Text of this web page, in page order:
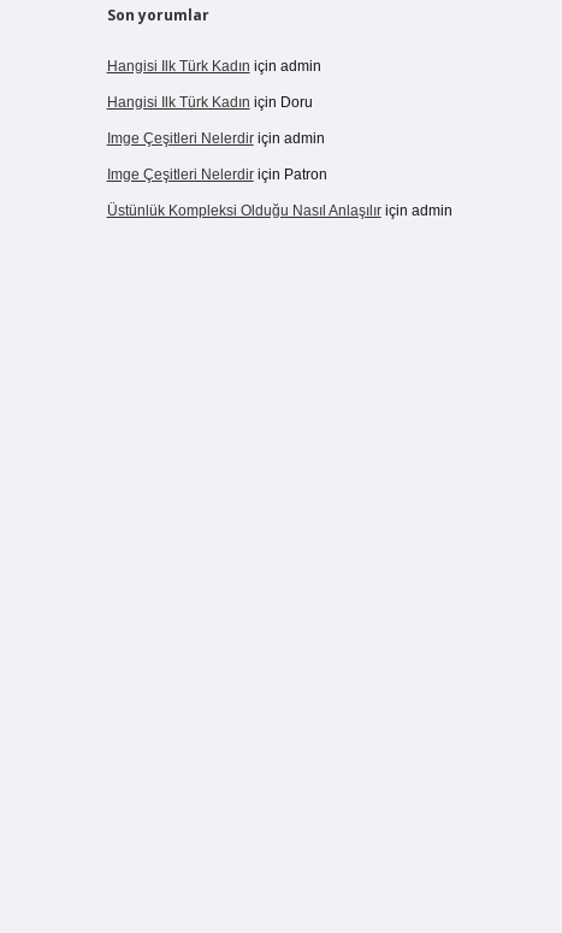
Son yorumlar
Hangisi Ilk Türk Kadın için admin
Hangisi Ilk Türk Kadın için Doru
Imge Çeşitleri Nelerdiriçin admin
Imge Çeşitleri Nelerdiriçin Patron
Üstünlük Kompleksi Olduğu Nasıl Anlaşılıriçin admin